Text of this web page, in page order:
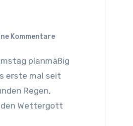
Kommentare
erste mal seit
Regen,
Wettergott